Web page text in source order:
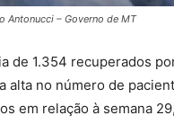
Antonucci – Governo de MT
de 1.354 recuperados
alta no número de
em relação à semana